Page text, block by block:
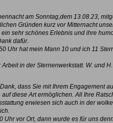
am Sonntag,dem 13.08.23,
Gründen kurz vor Mitternacht
sehr schönes Erlebnis und ihre
dafür.
Uhr hat mein Mann 10 und ich 11
in der Sternenwerkstatt. W. und H.
dass Sie mit Ihrem Engagement
diese Art ermöglichen. All Ihre
erwiesen sich auch in der
Uhr vor Ort, dann wurde es für uns